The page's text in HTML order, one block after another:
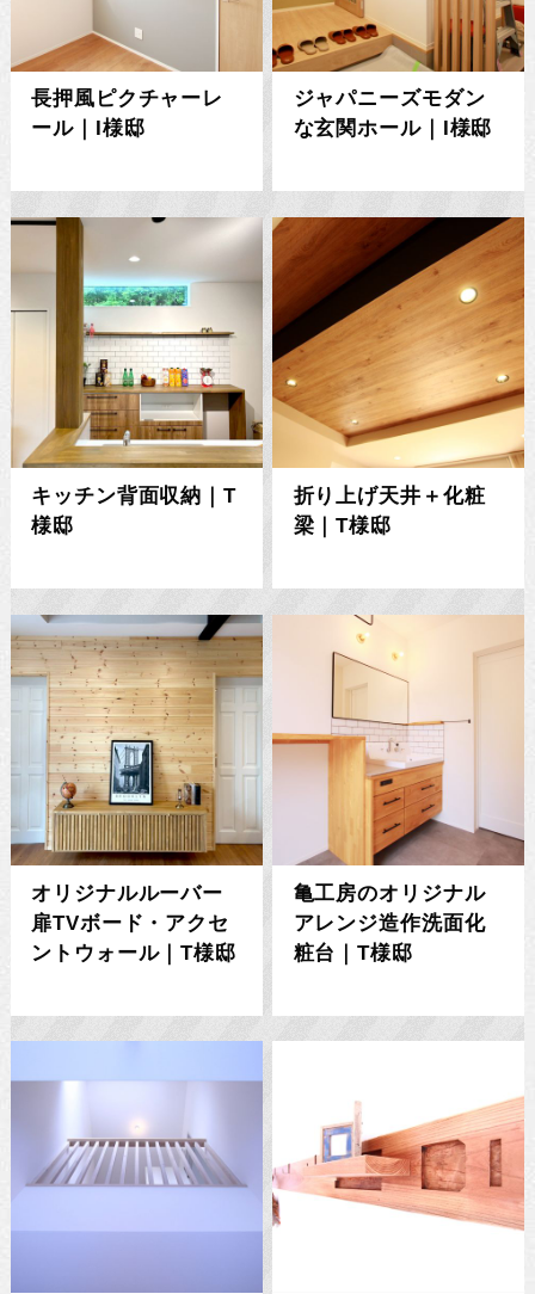
長押風ピクチャーレ
ール｜I様邸
ジャパニーズモダン
な玄関ホール｜I様邸
キッチン背面収納｜T
様邸
折り上げ天井＋化粧
梁｜T様邸
オリジナルルーバー
扉TVボード・アクセ
ントウォール｜T様邸
亀工房のオリジナル
アレンジ造作洗面化
粧台｜T様邸